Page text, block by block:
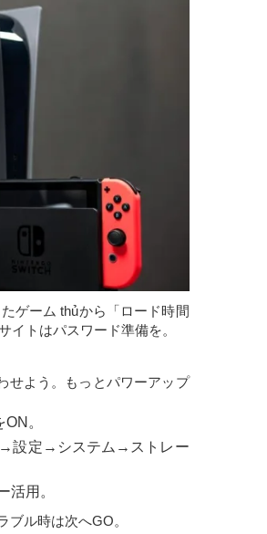
ゲーム thủから「ロード時間
トはパスワード準備を。
せよう。もっとパワーアップ
。
→設定→システム→ストレー
活用。
ル時は次へGO。